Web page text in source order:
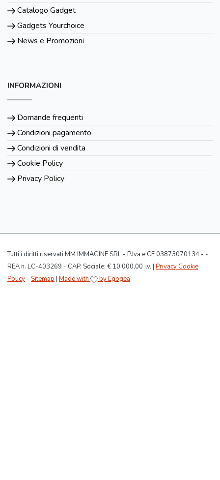
Catalogo Gadget
Gadgets Yourchoice
News e Promozioni
INFORMAZIONI
Domande frequenti
Condizioni pagamento
Condizioni di vendita
Cookie Policy
Privacy Policy
Tutti i diritti riservati MM IMMAGINE SRL - P.Iva e CF 03873070134 - -
REA n. LC-403269 - CAP. Sociale: € 10.000,00 i.v. | Privacy Cookie
Policy - Sitemap | Made with by Egogea